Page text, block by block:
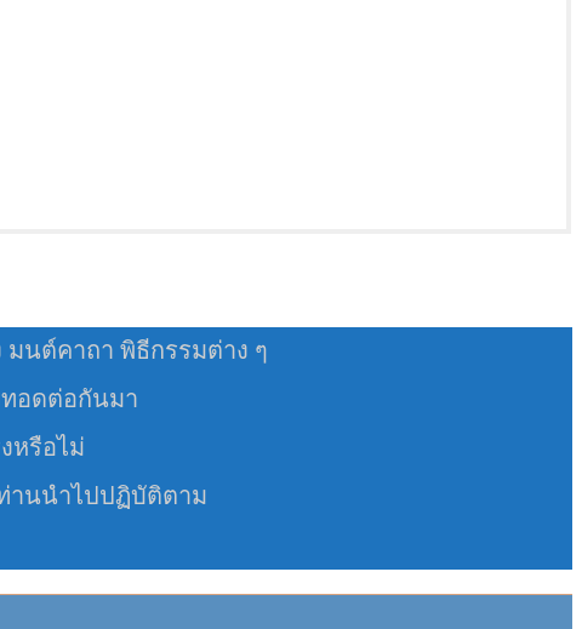
มนต์คาถา พิธีกรรมต่าง ๆ
ทอดต่อกันมา
หรือไม่
านนำไปปฏิบัติตาม